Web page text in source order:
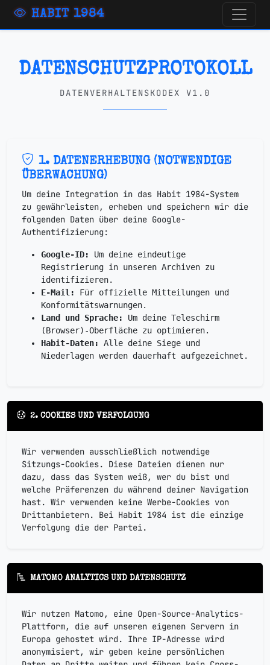
HABIT 1984
DATENSCHUTZPROTOKOLL
DATENVERHALTENSKODEX V1.0
1. DATENERHEBUNG (NOTWENDIGE
ÜBERWACHUNG)
Um deine Integration in das Habit 1984-System
zu gewährleisten, erheben und speichern wir die
folgenden Daten über deine Google-
Authentifizierung:
Google-ID:
Um deine eindeutige
Registrierung in unseren Archiven zu
identifizieren.
E-Mail:
Für offizielle Mitteilungen und
Konformitätswarnungen.
Land und Sprache:
Um deine Teleschirm
(Browser)-Oberfläche zu optimieren.
Habit-Daten:
Alle deine Siege und
Niederlagen werden dauerhaft aufgezeichnet.
2. COOKIES UND VERFOLGUNG
Wir verwenden ausschließlich notwendige
Sitzungs-Cookies. Diese Dateien dienen nur
dazu, dass das System weiß, wer du bist und
welche Präferenzen du während deiner Navigation
hast. Wir verwenden keine Werbe-Cookies von
Drittanbietern. Bei Habit 1984 ist die einzige
Verfolgung die der Partei.
MATOMO ANALYTICS UND DATENSCHUTZ
Wir nutzen Matomo, eine Open-Source-Analytics-
Plattform, die auf unseren eigenen Servern in
Europa gehostet wird. Ihre IP-Adresse wird
anonymisiert, wir geben keine persönlichen